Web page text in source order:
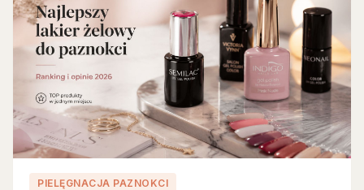
PIELĘGNACJA PAZNOKCI